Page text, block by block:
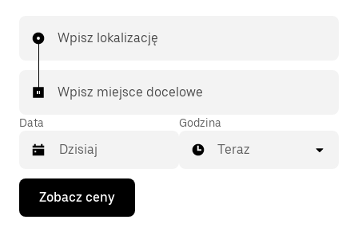
Wpisz lokalizację
Wpisz miejsce docelowe
Data
Naciśnij
klawisz
strzałki
Godzina
Teraz
Zobacz ceny